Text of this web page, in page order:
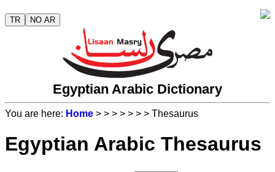
TR NO AR
Egyptian Arabic Dictionary
You are here: Home > > > > > > > Thesaurus
Egyptian Arabic Thesaurus